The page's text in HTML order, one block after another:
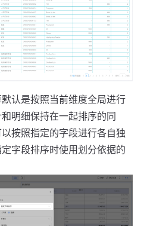
认是按照当前维度全局进行
明细保持在一起排序的同
按照指定的字段进行各自独
字段排序时使用划分依据的